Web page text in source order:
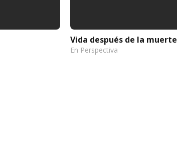
Vida después de la muerte
En Perspectiva